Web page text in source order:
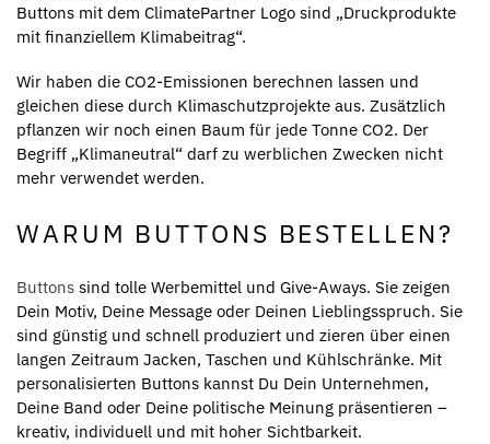
Buttons mit dem ClimatePartner Logo sind „Druckprodukte
mit finanziellem Klimabeitrag“.
Wir haben die CO2-Emissionen berechnen lassen und
gleichen diese durch Klimaschutzprojekte aus. Zusätzlich
pflanzen wir noch einen Baum für jede Tonne CO2. Der
Begriff „Klimaneutral“ darf zu werblichen Zwecken nicht
mehr verwendet werden.
WARUM BUTTONS BESTELLEN?
Buttons sind tolle Werbemittel und Give-Aways. Sie zeigen
Dein Motiv, Deine Message oder Deinen Lieblingsspruch. Sie
sind günstig und schnell produziert und zieren über einen
langen Zeitraum Jacken, Taschen und Kühlschränke. Mit
personalisierten Buttons kannst Du Dein Unternehmen,
Deine Band oder Deine politische Meinung präsentieren –
kreativ, individuell und mit hoher Sichtbarkeit.